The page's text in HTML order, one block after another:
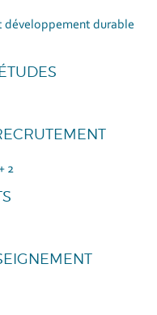
développement durable
2